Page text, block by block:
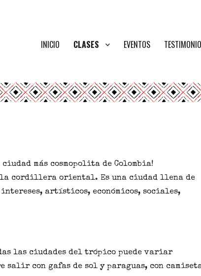
INICIO CLASES EVENTOS
más cosmopolita deColombia!
la cordillera oriental. Es una ciudad llena de
artísticos, económicos, sociales,
las ciudades del trópico puede variar
salir con gafas de sol y paraguas, con